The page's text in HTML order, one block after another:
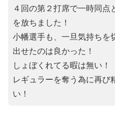
４回の第２打席で一時同点
を放ちました！
小幡選手も、一旦気持ちを
出せたのは良かった！
しょぼくれてる暇は無い！
レギュラーを奪う為に再び
い！